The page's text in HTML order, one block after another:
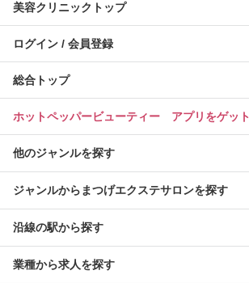
美容クリニックトップ
ログイン / 会員登録
総合トップ
ホットペッパービューティー アプリをゲット
他のジャンルを探す
ジャンルからまつげエクステサロンを探す
沿線の駅から探す
業種から求人を探す